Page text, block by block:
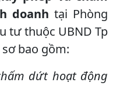
doanh tại Phòng
tư thuộc UBND Tp
bao gồm:
dứt hoạt động